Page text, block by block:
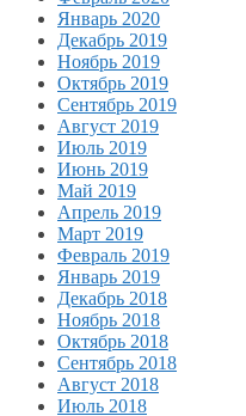
Январь 2020
Декабрь 2019
Ноябрь 2019
Октябрь 2019
Сентябрь 2019
Август 2019
Июль 2019
Июнь 2019
Май 2019
Апрель 2019
Март 2019
Февраль 2019
Январь 2019
Декабрь 2018
Ноябрь 2018
Октябрь 2018
Сентябрь 2018
Август 2018
Июль 2018